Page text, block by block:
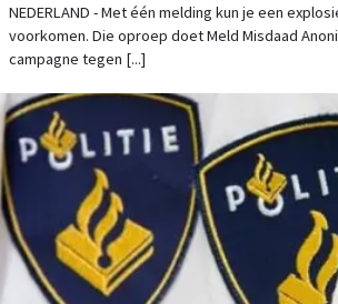
NEDERLAND - Met één melding kun je een
voorkomen. Die oproep doet Meld Misdaad
campagne tegen [...]